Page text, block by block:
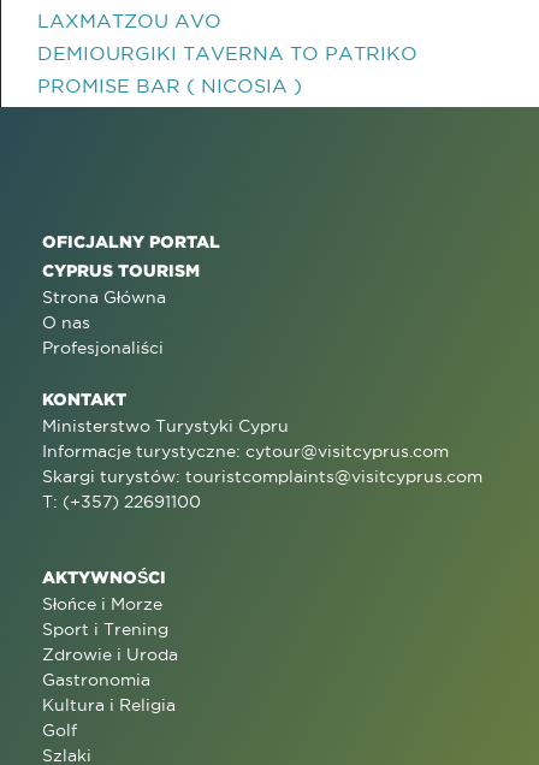
LAXMATZOU AVO
DEMIOURGIKI TAVERNA TO PATRIKO
PROMISE BAR ( NICOSIA )
OFICJALNY PORTAL
CYPRUS TOURISM
Strona Główna
O nas
Profesjonaliści
KONTAKT
Ministerstwo Turystyki Cypru
Informacje turystyczne: cytour@visitcyprus.com
Skargi turystów: touristcomplaints@visitcyprus.com
T: (+357) 22691100
AKTYWNOŚCI
Słońce i Morze
Sport i Trening
Zdrowie i Uroda
Gastronomia
Kultura i Religia
Golf
Szlaki